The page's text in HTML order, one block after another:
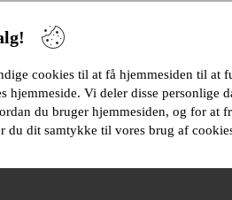
cookies til at få hjemmesiden til at
hjemmeside. Vi deler disse personlige
du bruger hjemmesiden, og for at
du dit samtykke til vores brug af